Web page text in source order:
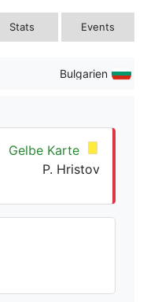
Stats Events
Bulgarien
Gelbe Karte
P. Hristov